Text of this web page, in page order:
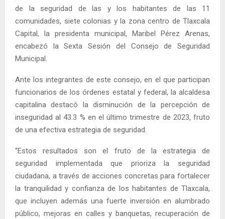
de la seguridad de las y los habitantes de las 11
comunidades, siete colonias y la zona centro de Tlaxcala
Capital, la presidenta municipal, Maribel Pérez Arenas,
encabezó la Sexta Sesión del Consejo de Seguridad
Municipal.
Ante los integrantes de este consejo, en el que participan
funcionarios de los órdenes estatal y federal, la alcaldesa
capitalina destacó la disminución de la percepción de
inseguridad al 43.3 % en el último trimestre de 2023, fruto
de una efectiva estrategia de seguridad.
“Estos resultados son el fruto de la estrategia de
seguridad implementada que prioriza la seguridad
ciudadana, a través de acciones concretas para fortalecer
la tranquilidad y confianza de los habitantes de Tlaxcala,
que incluyen además una fuerte inversión en alumbrado
público, mejoras en calles y banquetas, recuperación de